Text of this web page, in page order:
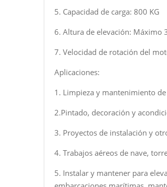
5. Capacidad de carga: 800 KG
6. Altura de elevación: Máximo
7. Velocidad de rotación del
Aplicaciones:
1. Limpieza y mantenimiento
2.Pintado, decoración y
3. Proyectos de instalación y
4. Trabajos aéreos de nave,
5. Instalar y mantener para